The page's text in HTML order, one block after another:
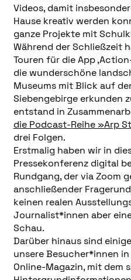
Videos, damit
Hause kreativ werden
ganze Projekte mit
Während der Schließzeit
Touren für die App
die wunderschöne
Museums mit Blick auf
Siebengebirge erkunden
entstand in
die Podcast-Reihe »Arp
drei Folgen.
Erstmalig haben wir in
Pressekonferenz digital
Rundgang, der via Zoom
anschließender
keinen realen
Journalist*innen aber
Schau.
Darüber hinaus sind
unsere Besucher*innen
Online-Magazin, mit dem